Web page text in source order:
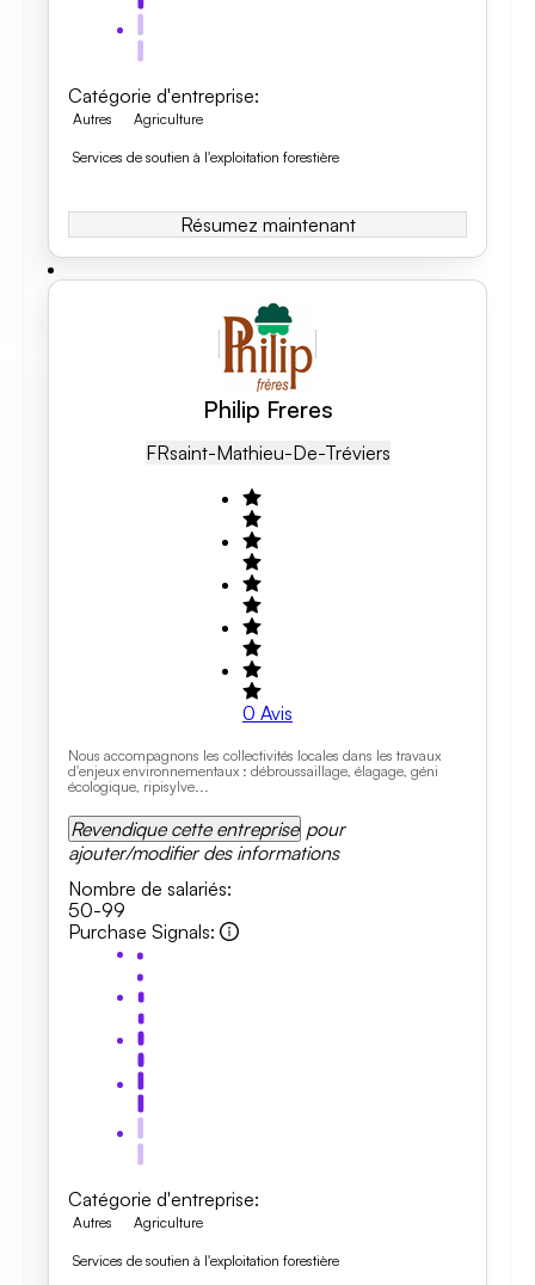
Catégorie d'entreprise:
Autres Agriculture
Services de soutien à l'exploitation forestière
Résumez maintenant
Philip Freres
FRSaint-Mathieu-De-Tréviers
0 Avis
Nous accompagnons les collectivités locales dans les travaux
d'enjeux environnementaux : débroussaillage, élagage, géni
écologique, ripisylve...
Revendique cette entreprise pour
ajouter/modifier des informations
Nombre de salariés:
50-99
Purchase Signals:
Catégorie d'entreprise:
Autres Agriculture
Services de soutien à l'exploitation forestière